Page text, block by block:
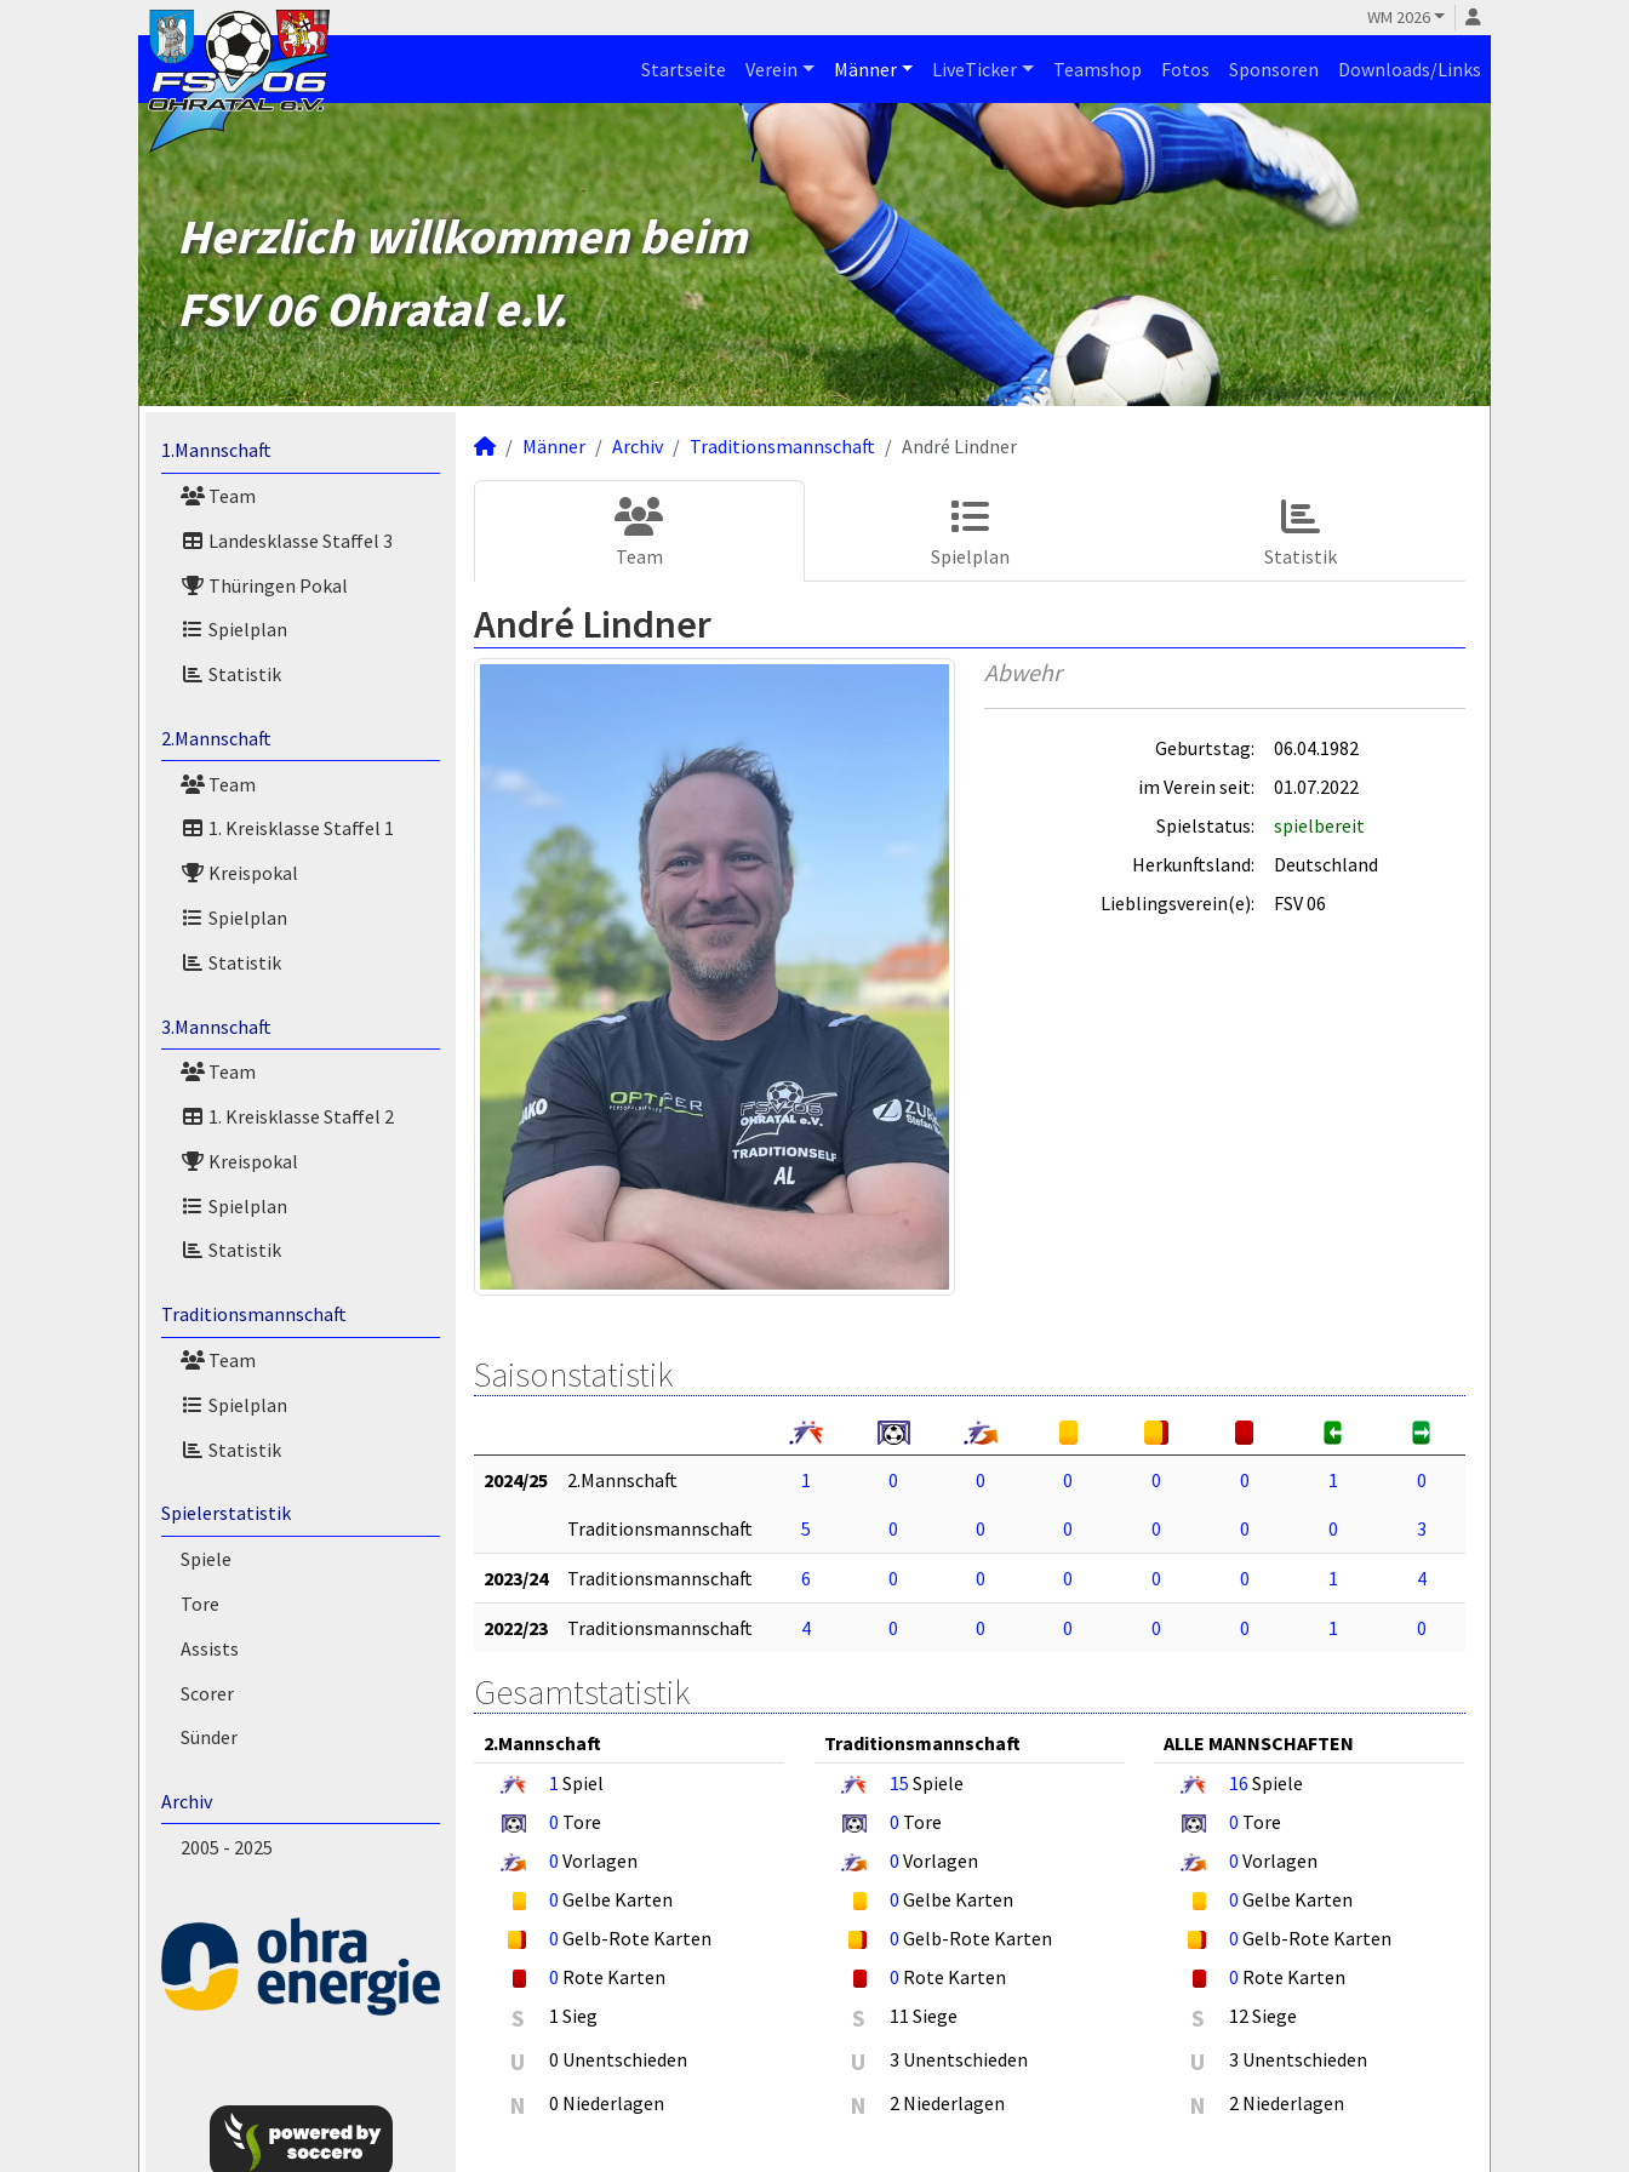
WM 2026
Startseite Verein Männer LiveTicker Teamshop Fotos Sponsoren Downloads/Links
Herzlich willkommen beim
FSV 06 Ohratal e.V.
1.Mannschaft
Team
Landesklasse Staffel 3
Thüringen Pokal
Spielplan
Statistik
2.Mannschaft
Team
1. Kreisklasse Staffel 1
Kreispokal
Spielplan
Statistik
3.Mannschaft
Team
1. Kreisklasse Staffel 2
Kreispokal
Spielplan
Statistik
Traditionsmannschaft
Team
Spielplan
Statistik
Spielerstatistik
Spiele
Tore
Assists
Scorer
Sünder
Archiv
2005 - 2025
Männer Archiv Traditionsmannschaft André Lindner
Team Spielplan Statistik
André Lindner
Abwehr
Geburtstag:
06.04.1982
im Verein seit:
01.07.2022
Spielstatus:
spielbereit
Herkunftsland:
Deutschland
Lieblingsverein(e):
FSV 06
Saisonstatistik
2024/25 2.Mannschaft 1 0 0 0 0 0 1
0
Traditionsmannschaft
5 0 0 0 0 0 0 3
2023/24 Traditionsmannschaft 6 0 0 0 0 0 1 4
2022/23 Traditionsmannschaft 4 0 0 0 0 0 1 0
Gesamtstatistik
2.Mannschaft
1 Spiel
0 Tore
0 Vorlagen
0 Gelbe Karten
0 Gelb-Rote Karten
0 Rote Karten
S 1 Sieg
U 0 Unentschieden
N 0 Niederlagen
Traditionsmannschaft
15 Spiele
0 Tore
0 Vorlagen
0 Gelbe Karten
0 Gelb-Rote Karten
0 Rote Karten
S 11 Siege
U 3 Unentschieden
N 2 Niederlagen
ALLE MANNSCHAFTEN
16 Spiele
0 Tore
0 Vorlagen
0 Gelbe Karten
0 Gelb-Rote Karten
0 Rote Karten
S 12 Siege
U 3 Unentschieden
N 2 Niederlagen